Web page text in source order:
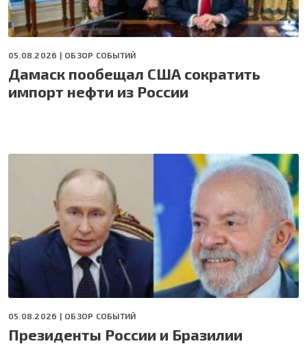
05.08.2026 | ОБЗОР СОБЫТИЙ
Дамаск пообещал США сократить
импорт нефти из России
05.08.2026 | ОБЗОР СОБЫТИЙ
Президенты России и Бразилии